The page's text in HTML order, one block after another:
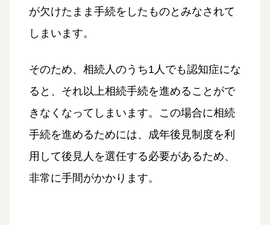
が欠けたまま手続をしたものとみなされて
しまいます。
そのため、相続人のうち1人でも認知症にな
ると、それ以上相続手続を進めることがで
きなくなってしまいます。この場合に相続
手続を進めるためには、成年後見制度を利
用して後見人を選任する必要があるため、
非常に手間がかかります。